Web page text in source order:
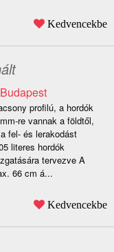
Kedvencekbe
Budapest
profilú, a hordók
re vannak a földtől,
fel- és lerakodást
literes hordók
tervezve A
66 cm á...
Kedvencekbe